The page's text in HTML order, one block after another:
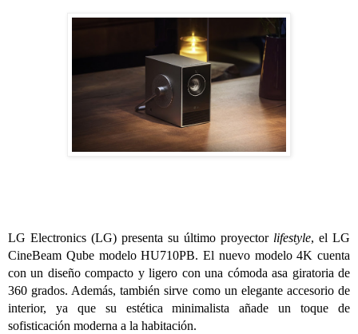
LG Electronics (LG) presenta su último proyector lifestyle, el LG
CineBeam Qube modelo HU710PB. El nuevo modelo 4K cuenta
con un diseño compacto y ligero con una cómoda asa giratoria de
360 grados. Además, también sirve como un elegante accesorio de
interior, ya que su estética minimalista añade un toque de
sofisticación moderna a la habitación.